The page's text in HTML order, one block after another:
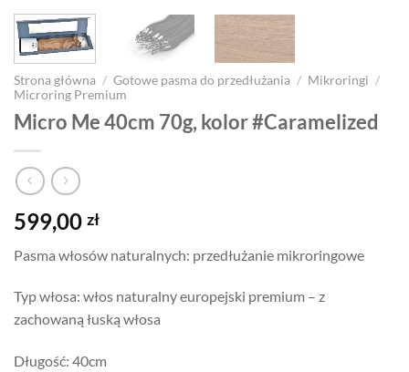
Strona główna / Gotowe pasma do przedłużania / Mikroringi /
Microring Premium
Micro Me 40cm 70g, kolor #Caramelized
599,00 zł
Pasma włosów naturalnych: przedłużanie mikroringowe
Typ włosa: włos naturalny europejski premium – z
zachowaną łuską włosa
Długość: 40cm